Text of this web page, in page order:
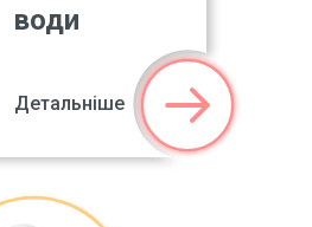
води
Детальніше